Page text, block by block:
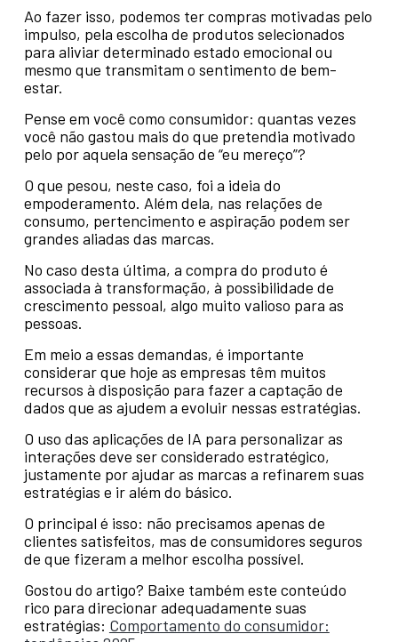
Ao fazer isso, podemos ter compras motivadas pelo
impulso, pela escolha de produtos selecionados
para aliviar determinado estado emocional ou
mesmo que transmitam o sentimento de bem-
estar.
Pense em você como consumidor: quantas vezes
você não gastou mais do que pretendia motivado
pelo por aquela sensação de “eu mereço”?
O que pesou, neste caso, foi a ideia do
empoderamento. Além dela, nas relações de
consumo, pertencimento e aspiração podem ser
grandes aliadas das marcas.
No caso desta última, a compra do produto é
associada à transformação, à possibilidade de
crescimento pessoal, algo muito valioso para as
pessoas.
Em meio a essas demandas, é importante
considerar que hoje as empresas têm muitos
recursos à disposição para fazer a captação de
dados que as ajudem a evoluir nessas estratégias.
O uso das aplicações de IA para personalizar as
interações deve ser considerado estratégico,
justamente por ajudar as marcas a refinarem suas
estratégias e ir além do básico.
O principal é isso: não precisamos apenas de
clientes satisfeitos, mas de consumidores seguros
de que fizeram a melhor escolha possível.
Gostou do artigo? Baixe também este conteúdo
rico para direcionar adequadamente suas
estratégias: Comportamento do consumidor: